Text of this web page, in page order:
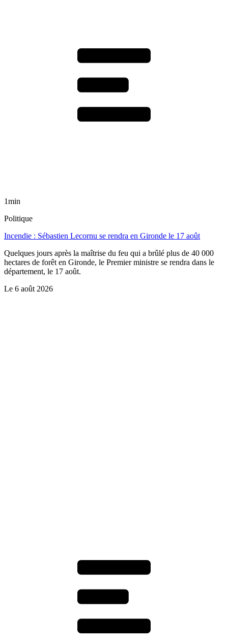
1min
Politique
Incendie : Sébastien Lecornu se rendra en Gironde le 17 août
Quelques jours après la maîtrise du feu qui a brûlé plus de 40 000
hectares de forêt en Gironde, le Premier ministre se rendra dans le
département, le 17 août.
Le 6 août 2026